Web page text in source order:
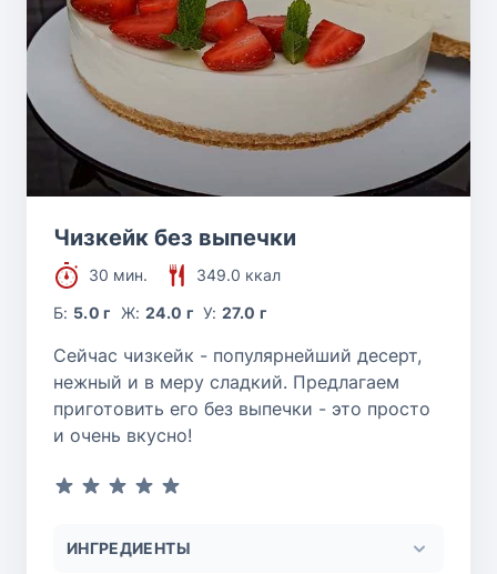
Чизкейк без выпечки
30 мин.
349.0 ккал
Б: 5.0 г Ж: 24.0 г У:27.0 г
Сейчас чизкейк - популярнейший десерт,
нежный и в меру сладкий. Предлагаем
приготовить его без выпечки - это просто
и очень вкусно!
ИНГРЕДИЕНТЫ